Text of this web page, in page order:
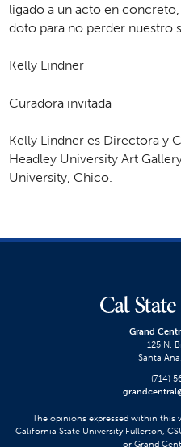
ligado a un acto en
doto para no perder nuestro
Kelly Lindner
Curadora invitada
Kelly Lindner es Directora y
Headley University Art
University, Chico.
Grand
125 N.
Santa
(714)
The opinions expressed within this
California State University Fullerton,
or Grand